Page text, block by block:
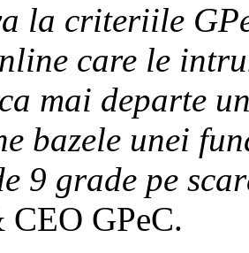
la criteriile
care le
mai departe
bazele unei
9 grade pe
GPeC.